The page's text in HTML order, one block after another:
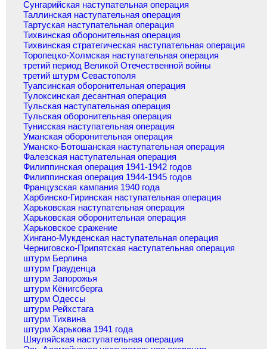
Сунгарийская наступательная операция
Таллинская наступательная операция
Тартуская наступательная операция
Тихвинская оборонительная операция
Тихвинская стратегическая наступательная операция
Торопецко-Холмская наступательная операция
третий период Великой Отечественной войны
третий штурм Севастополя
Туапсинская оборонительная операция
Тулоксинская десантная операция
Тульская наступательная операция
Тульская оборонительная операция
Тунисская наступательная операция
Уманская оборонительная операция
Уманско-Ботошанская наступательная операция
Фалезская наступательная операция
Филиппинская операция 1941-1942 годов
Филиппинская операция 1944-1945 годов
Французская кампания 1940 года
Харбинско-Гиринская наступательная операция
Харьковская наступательная операция
Харьковская оборонительная операция
Харьковское сражение
Хингано-Мукденская наступательная операция
Черниговско-Припятская наступательная операция
штурм Берлина
штурм Грауденца
штурм Запорожья
штурм Кёнигсберга
штурм Одессы
штурм Рейхстага
штурм Тихвина
штурм Харькова 1941 года
Шяуляйская наступательная операция